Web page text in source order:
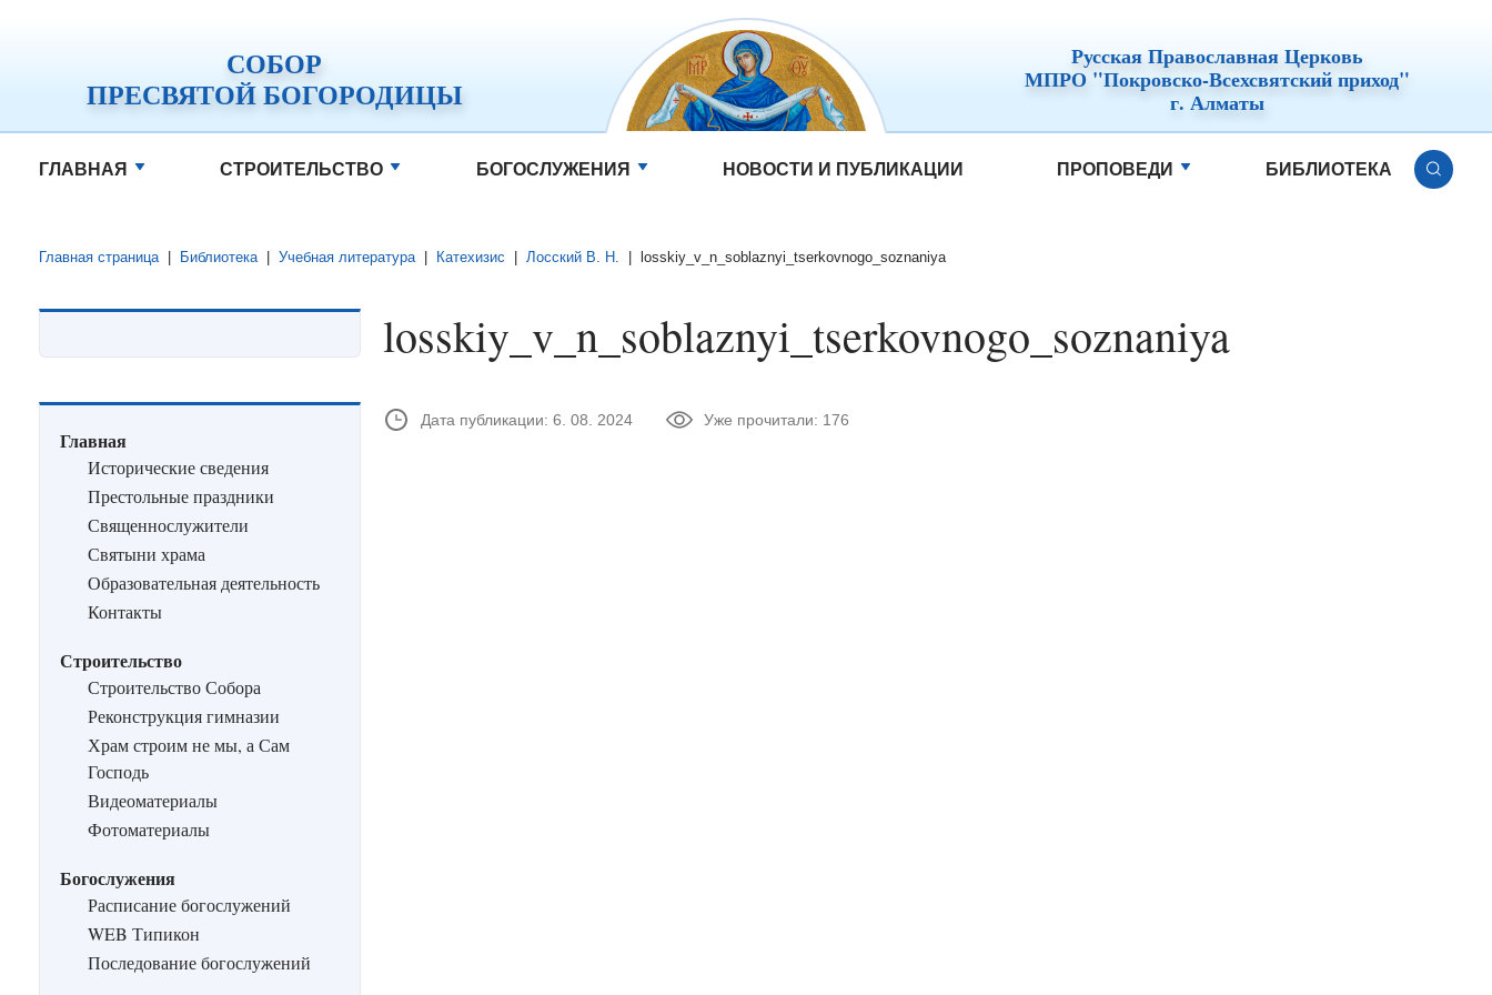
СОБОР
ПРЕСВЯТОЙ БОГОРОДИЦЫ
Русская Православная Церковь
МПРО "Покровско-Всехсвятский приход"
г. Алматы
ГЛАВНАЯ СТРОИТЕЛЬСТВО БОГОСЛУЖЕНИЯ НОВОСТИ И ПУБЛИКАЦИИ ПРОПОВЕДИ БИБЛИОТЕКА
Главная страница | Библиотека | Учебная литература | Катехизис | Лосский В. Н. | losskiy_v_n_soblaznyi_tserkovnogo_soznaniya
Главная
Исторические сведения
Престольные праздники
Священнослужители
Святыни храма
Образовательная деятельность
Контакты
Строительство
Строительство Собора
Реконструкция гимназии
Храм строим не мы, а Сам
Господь
Видеоматериалы
Фотоматериалы
Богослужения
Расписание богослужений
WEB Типикон
Последование богослужений
losskiy_v_n_soblaznyi_tserkovnogo_soznaniya
Дата публикации: 6. 08. 2024 Уже прочитали: 176